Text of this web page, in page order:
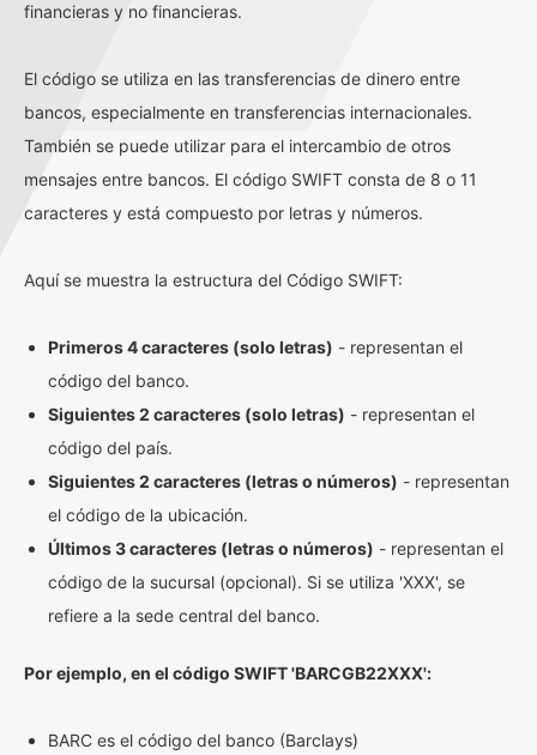
financieras y no financieras.
El código se utiliza en las transferencias de dinero entre
bancos, especialmente en transferencias internacionales.
También se puede utilizar para el intercambio de otros
mensajes entre bancos. El código SWIFT consta de 8 o 11
caracteres y está compuesto por letras y números.
Aquí se muestra la estructura del Código SWIFT:
Primeros 4 caracteres (solo letras) - representan el
código del banco.
Siguientes 2 caracteres (solo letras) - representan el
código del país.
Siguientes 2 caracteres (letras o números) - representan
el código de la ubicación.
Últimos 3 caracteres (letras o números) - representan el
código de la sucursal (opcional). Si se utiliza 'XXX', se
refiere a la sede central del banco.
Por ejemplo, en el código SWIFT 'BARCGB22XXX':
BARC es el código del banco (Barclays)